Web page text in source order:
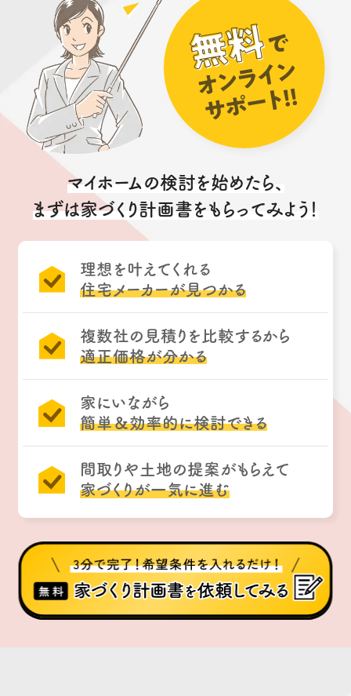
マイホームの検討を始めたら、
まずは家づくり計画書をもらってみよう！
理想を叶えてくれる
住宅メーカーが見つかる
複数社の見積りを比較するから
適正価格が分かる
家にいながら
簡単＆効率的に検討できる
間取りや土地の提案がもらえて
家づくりが一気に進む